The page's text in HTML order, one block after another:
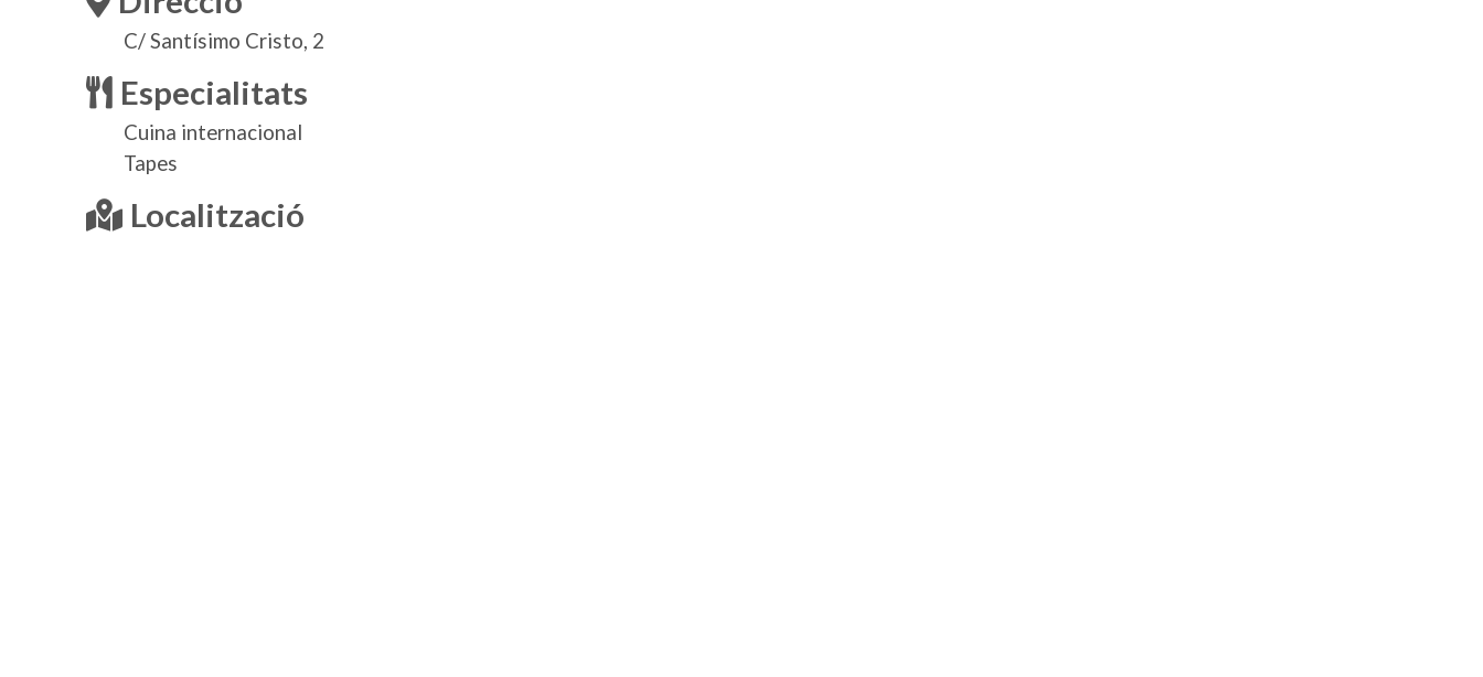
C/ Santísimo Cristo, 2
Especialitats
Cuina internacional
Tapes
Localització